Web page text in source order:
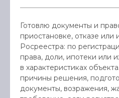
Готовлю документы и
приостановке, отказе
Росреестра: по
права, доли, ипотеки или
в характеристиках
причины решения,
документы, возражения,